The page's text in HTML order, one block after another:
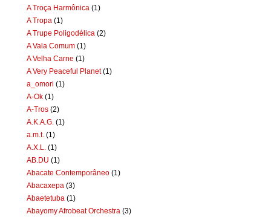
A Troça Harmônica (1)
A Tropa (1)
A Trupe Poligodélica (2)
A Vala Comum (1)
A Velha Carne (1)
A Very Peaceful Planet (1)
a_omori (1)
A-Ok (1)
A-Tros (2)
A.K.A.G. (1)
a.m.t. (1)
A.X.L.
(1)
AB.DU (1)
Abacate Contemporâneo (1)
Abacaxepa (3)
Abaetetuba (1)
Abayomy Afrobeat Orchestra (3)